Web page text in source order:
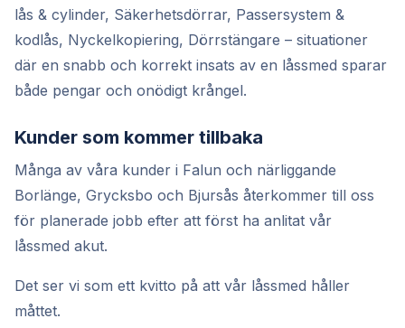
lås & cylinder, Säkerhetsdörrar, Passersystem &
kodlås, Nyckelkopiering, Dörrstängare – situationer
där en snabb och korrekt insats av en låssmed sparar
både pengar och onödigt krångel.
Kunder som kommer tillbaka
Många av våra kunder i Falun och närliggande
Borlänge, Grycksbo och Bjursås återkommer till oss
för planerade jobb efter att först ha anlitat vår
låssmed akut.
Det ser vi som ett kvitto på att vår låssmed håller
måttet.